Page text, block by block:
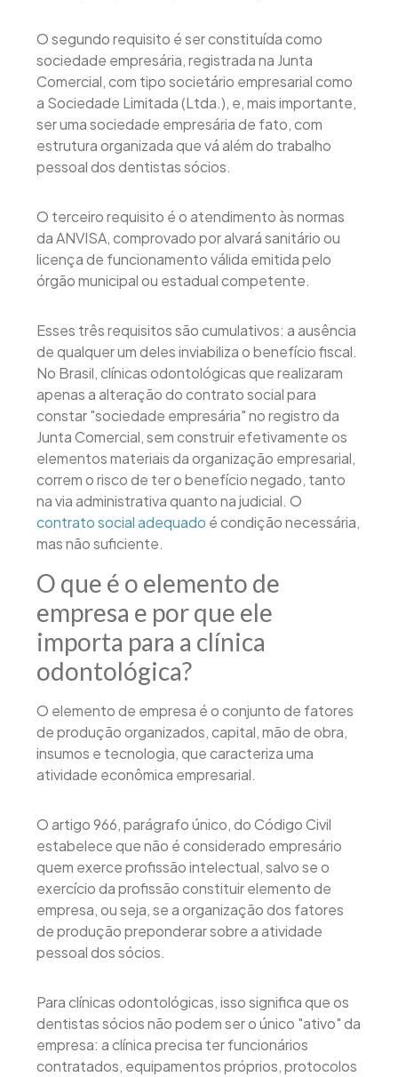
O segundo requisito é ser constituída como
sociedade empresária, registrada na Junta
Comercial, com tipo societário empresarial como
a Sociedade Limitada (Ltda.), e, mais importante,
ser uma sociedade empresária de fato, com
estrutura organizada que vá além do trabalho
pessoal dos dentistas sócios.
O terceiro requisito é o atendimento às normas
da ANVISA, comprovado por alvará sanitário ou
licença de funcionamento válida emitida pelo
órgão municipal ou estadual competente.
Esses três requisitos são cumulativos: a ausência
de qualquer um deles inviabiliza o benefício fiscal.
No Brasil, clínicas odontológicas que realizaram
apenas a alteração do contrato social para
constar "sociedade empresária" no registro da
Junta Comercial, sem construir efetivamente os
elementos materiais da organização empresarial,
correm o risco de ter o benefício negado, tanto
na via administrativa quanto na judicial. O
contrato social adequado é condição necessária,
mas não suficiente.
O que é o elemento de
empresa e por que ele
importa para a clínica
odontológica?
O elemento de empresa é o conjunto de fatores
de produção organizados, capital, mão de obra,
insumos e tecnologia, que caracteriza uma
atividade econômica empresarial.
O artigo 966, parágrafo único, do Código Civil
estabelece que não é considerado empresário
quem exerce profissão intelectual, salvo se o
exercício da profissão constituir elemento de
empresa, ou seja, se a organização dos fatores
de produção preponderar sobre a atividade
pessoal dos sócios.
Para clínicas odontológicas, isso significa que os
dentistas sócios não podem ser o único "ativo" da
empresa: a clínica precisa ter funcionários
contratados, equipamentos próprios, protocolos